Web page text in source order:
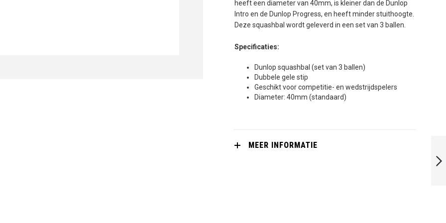
heeft een diameter van 40mm, is kleiner dan de Dunlop
Intro en de Dunlop Progress, en heeft minder stuithoogte.
Deze squashbal wordt geleverd in een set van 3 ballen.
Specificaties:
Dunlop squashbal (set van 3 ballen)
Dubbele gele stip
Geschikt voor competitie- en wedstrijdspelers
Diameter: 40mm (standaard)
MEER INFORMATIE